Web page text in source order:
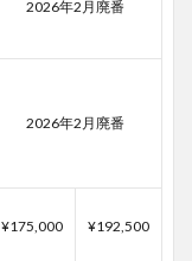
2026年2月廃番
2026年2月廃番
¥175,000 ¥192,500